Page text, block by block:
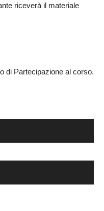
riceverà il materiale
di Partecipazione al corso.